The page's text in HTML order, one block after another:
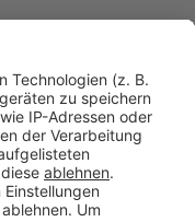
interessant,
legen.
regionaler,
damit die
Tragen kommt.
gute